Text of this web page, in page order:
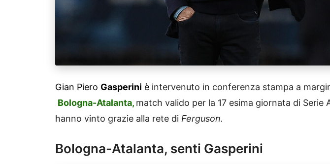
Gian Piero Gasperini è intervenuto in conferenza stampa a
Bologna-Atalanta, match valido per la 17 esima giornata di Serie
hanno vinto grazie alla rete di Ferguson.
Bologna-Atalanta, senti Gasperini